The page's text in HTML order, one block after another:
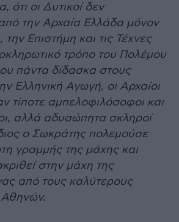
οι Δυτικοί δεν
την Αρχαία Ελλάδα μόνον
Επιστήμη και τις Τέχνες
τρόπο του Πολέμου
πάντα δίδασκα στους
Ελληνική Αγωγή, οι Αρχαίοι
τίποτε αμπελοφιλόσοφοι και
αλλά αδυσώπητα σκληροί
ο Σωκράτης πολεμούσε
γραμμής της μάχης και
στην μάχη της
από τους καλύτερους
Αθηνών.